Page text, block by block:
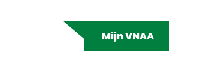
Mijn VNAA